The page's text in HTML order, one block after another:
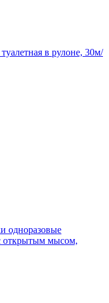
в рулоне, 30м/
одноразовые
открытым мысом,